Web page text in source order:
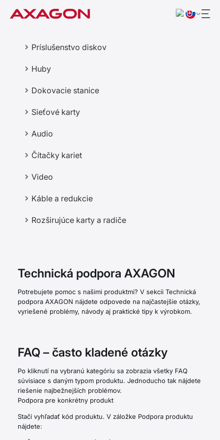
Príslušenstvo diskov
Huby
Dokovacie stanice
Sieťové karty
Audio
Čítačky kariet
Video
Káble a redukcie
Rozširujúce karty a radiče
Technická podpora AXAGON
Potrebujete pomoc s našimi produktmi? V sekcii Technická
podpora AXAGON nájdete odpovede na najčastejšie otázky,
vyriešené problémy, návody aj praktické tipy k výrobkom.
FAQ – často kladené otázky
Po kliknutí na vybranú kategóriu sa zobrazia všetky FAQ
súvisiace s daným typom produktu. Jednoducho tak nájdete
riešenie najbežnejších problémov.
Podpora pre konkrétny produkt
Stačí vyhľadať kód produktu. V záložke Podpora produktu
nájdete: